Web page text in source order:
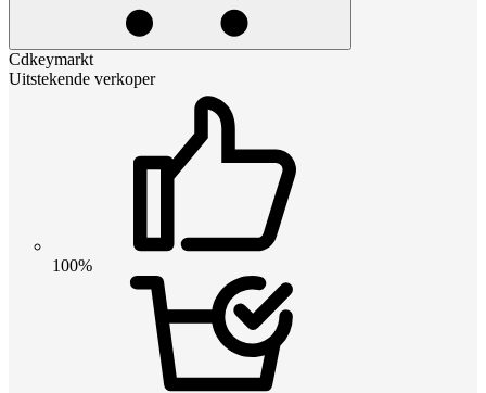
Cdkeymarkt
Uitstekende verkoper
100%